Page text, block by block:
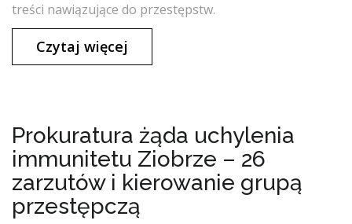
treści nawiązujące do przestępstw.
Czytaj więcej
Prokuratura żąda uchylenia
immunitetu Ziobrze – 26
zarzutów i kierowanie grupą
przestępczą